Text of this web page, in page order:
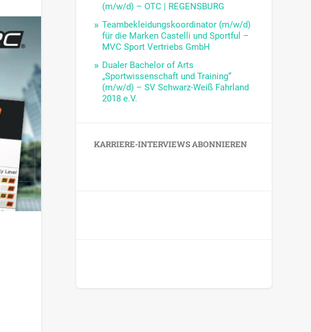
(m/w/d) – OTC | REGENSBURG
Teambekleidungskoordinator (m/w/d)
für die Marken Castelli und Sportful –
MVC Sport Vertriebs GmbH
Dualer Bachelor of Arts
„Sportwissenschaft und Training“
(m/w/d) – SV Schwarz-Weiß Fahrland
2018 e.V.
KARRIERE-INTERVIEWS ABONNIEREN